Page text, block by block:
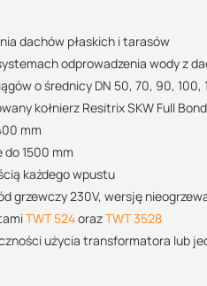
dachów płaskich i tarasów
odprowadzenia wody z
o średnicy DN 50, 70, 90, 100,
kołnierz Resitrix SKW Full Bond
mm
1500 mm
każdego wpustu
grzewczy 230V, wersję
TWT 524orazTWT 3528
użycia transformatora lub
profesjonalną obsługę
35 mm
45 mm
55 mm
użytkowych
50